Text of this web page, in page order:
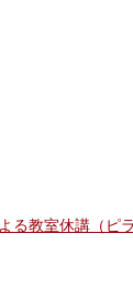
る教室休講（ピ